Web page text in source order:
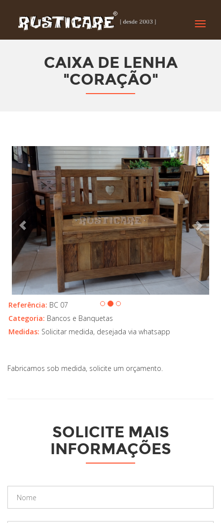
Toggle
CAIXA DE LENHA
"CORAÇÃO"
Previous Next
Referência: BC 07
Categoria: Bancos e Banquetas
Medidas: Solicitar medida, desejada via whatsapp
Fabricamos sob medida, solicite um orçamento.
SOLICITE MAIS
INFORMAÇÕES